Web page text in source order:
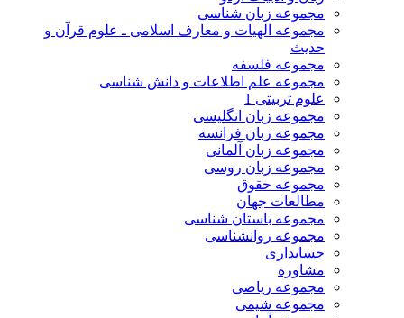
مجموعه زبان شناسی
مجموعه الهیات و معارف اسلامی ـ علوم قرآن و
حدیث
مجموعه فلسفه
مجموعه علم اطلاعات و دانش شناسی
علوم تربیتی 1
مجموعه زبان انگلیسی
مجموعه زبان فرانسه
مجموعه زبان آلمانی
مجموعه زبان روسی
مجموعه حقوق
مطالعات جهان
مجموعه باستان شناسی
مجموعه روانشناسی
حسابداری
مشاوره
مجموعه ریاضی
مجموعه شیمی